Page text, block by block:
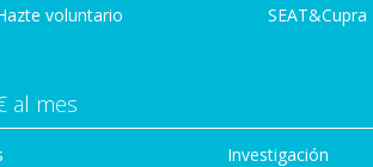
voluntario
SEAT&Cupra
al mes
Investigación